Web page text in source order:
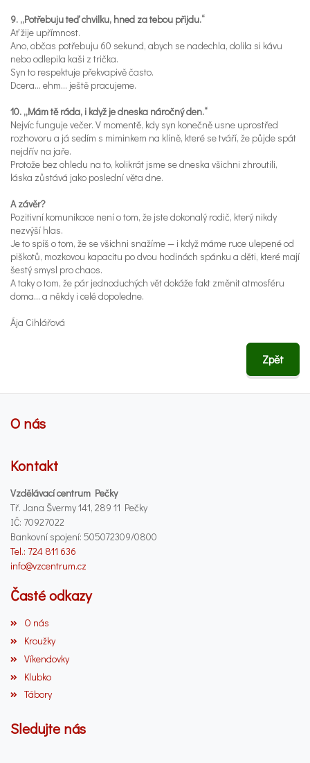
9. „Potřebuju teď chvilku, hned za tebou přijdu.“
Ať žije upřímnost.
Ano, občas potřebuju 60 sekund, abych se nadechla, dolila si kávu
nebo odlepila kaši z trička.
Syn to respektuje překvapivě často.
Dcera… ehm… ještě pracujeme.
10. „Mám tě ráda, i když je dneska náročný den.“
Nejvíc funguje večer. V momentě, kdy syn konečně usne uprostřed
rozhovoru a já sedím s miminkem na klíně, které se tváří, že půjde spát
nejdřív na jaře.
Protože bez ohledu na to, kolikrát jsme se dneska všichni zhroutili,
láska zůstává jako poslední věta dne.
A závěr?
Pozitivní komunikace není o tom, že jste dokonalý rodič, který nikdy
nezvýší hlas.
Je to spíš o tom, že se všichni snažíme — i když máme ruce ulepené od
piškotů, mozkovou kapacitu po dvou hodinách spánku a děti, které mají
šestý smysl pro chaos.
A taky o tom, že pár jednoduchých vět dokáže fakt změnit atmosféru
doma… a někdy i celé dopoledne.
Ája Cihlářová
Zpět
O nás
Kontakt
Vzdělávací centrum Pečky
Tř. Jana Švermy 141, 289 11 Pečky
IČ: 70927022
Bankovní spojení: 505072309/0800
Tel.: 724 811 636
info@vzcentrum.cz
Časté odkazy
O nás
Kroužky
Víkendovky
Klubko
Tábory
Sledujte nás